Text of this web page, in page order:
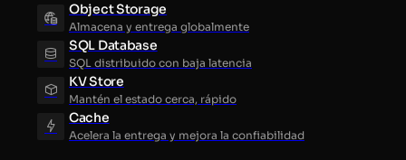
Object Storage
Almacena y entrega globalmente
SQL Database
SQL distribuido con baja latencia
KV Store
Mantén el estado cerca, rápido
Cache
Acelera la entrega y mejora la confiabilidad